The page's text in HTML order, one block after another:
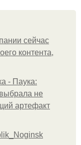
сейчас
контента,
- Паука:
не
артефакт